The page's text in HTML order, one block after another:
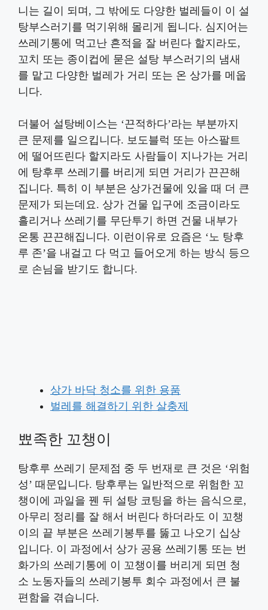
니는 길이 되며, 그 밖에도 다양한 벌레들이 이 설
탕부스러기를 먹기위해 몰리게 됩니다. 심지어는
쓰레기통에 먹고난 흔적을 잘 버린다 할지라도,
꼬치 또는 종이컵에 묻은 설탕 부스러기의 냄새
를 맡고 다양한 벌레가 거리 또는 온 상가를 메웁
니다.
더불어 설탕베이스는 ‘끈적하다’라는 부분까지
큰 문제를 일으킵니다. 보도블럭 또는 아스팔트
에 떨어뜨린다 할지라도 사람들이 지나가는 거리
에 탕후루 쓰레기를 버리게 되면 거리가 끈끈해
집니다. 특히 이 부분은 상가건물에 있을 때 더 큰
문제가 되는데요. 상가 건물 입구에 조금이라도
흘리거나 쓰레기를 무단투기 하면 건물 내부가
온통 끈끈해집니다. 이런이유로 요즘은 ‘노 탕후
루 존’을 내걸고 다 먹고 들어오게 하는 방식 등으
로 손님을 받기도 합니다.
상가 바닥 청소를 위한 용품
벌레를 해결하기 위한 살충제
뾰족한 꼬챙이
탕후루 쓰레기 문제점 중 두 번재로 큰 것은 ‘위험
성’ 때문입니다. 탕후루는 일반적으로 위험한 꼬
챙이에 과일을 꿴 뒤 설탕 코팅을 하는 음식으로,
아무리 정리를 잘 해서 버린다 하더라도 이 꼬챙
이의 끝 부분은 쓰레기봉투를 뚫고 나오기 십상
입니다. 이 과정에서 상가 공용 쓰레기통 또는 번
화가의 쓰레기통에 이 꼬챙이를 버리게 되면 청
소 노동자들의 쓰레기봉투 회수 과정에서 큰 불
편함을 겪습니다.